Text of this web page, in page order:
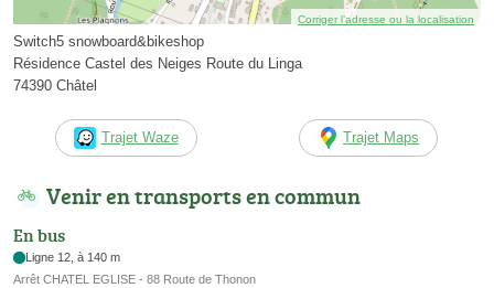
Corriger l’adresse ou la localisation
Switch5 snowboard&bikeshop
Résidence Castel des Neiges Route du Linga
74390 Châtel
Trajet Waze Trajet Maps
Venir en transports en commun
En bus
Ligne 12, à 140 m
Arrêt CHATEL EGLISE - 88 Route de Thonon